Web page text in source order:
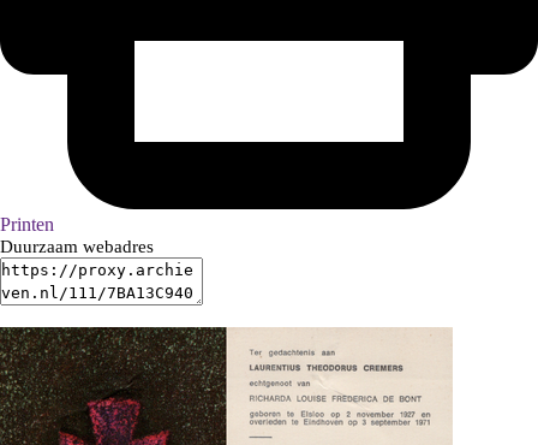
Printen
Duurzaam webadres